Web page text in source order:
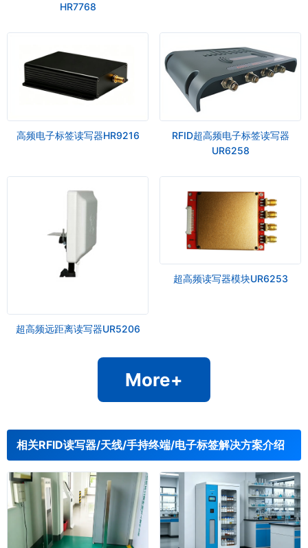
HR7768
高频电子标签读写器HR9216
RFID超高频电子标签读写器
UR6258
超高频远距离读写器UR5206
超高频读写器模块UR6253
More+
相关RFID读写器/天线/手持终端/电子标签解决方案介绍